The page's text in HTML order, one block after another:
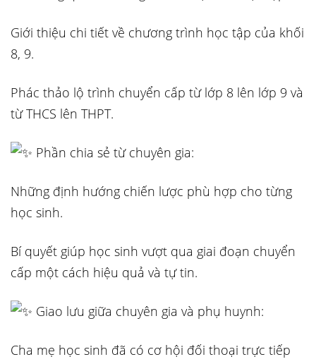
Giới thiệu chi tiết về chương trình học tập của khối
8, 9.
Phác thảo lộ trình chuyển cấp từ lớp 8 lên lớp 9 và
từ THCS lên THPT.
Phần chia sẻ từ chuyên gia:
Những định hướng chiến lược phù hợp cho từng
học sinh.
Bí quyết giúp học sinh vượt qua giai đoạn chuyển
cấp một cách hiệu quả và tự tin.
Giao lưu giữa chuyên gia và phụ huynh:
Cha mẹ học sinh đã có cơ hội đối thoại trực tiếp